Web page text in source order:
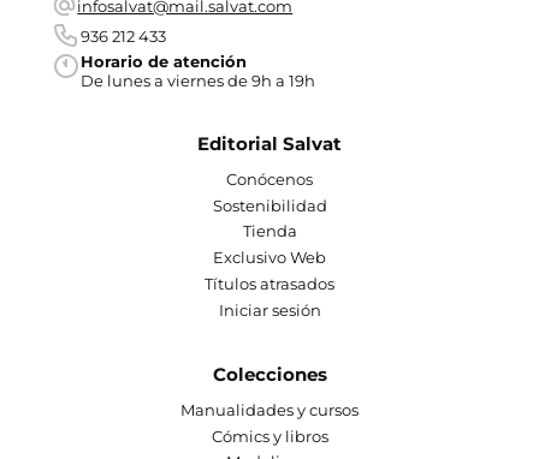
infosalvat@mail.salvat.com
936 212 433
Horario de atención
De lunes a viernes de 9h a 19h
Editorial Salvat
Conócenos
Sostenibilidad
Tienda
Exclusivo Web
Títulos atrasados
Iniciar sesión
Colecciones
Manualidades y cursos
Cómics y libros